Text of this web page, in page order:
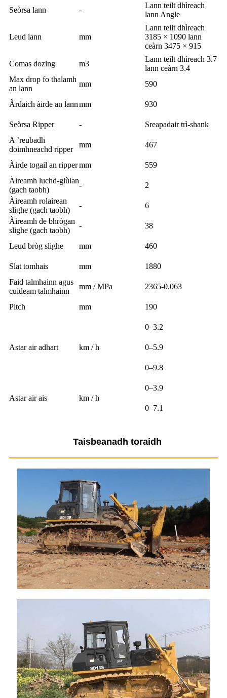
Seòrsa lann -
Lann teilt dhìreach
lann Angle
Leud lann mm
Lann teilt dhìreach
3185 × 1090 lann
ceàrn 3475 × 915
Comas dozing m3
Lann teilt dhìreach 3.7
lann ceàrn 3.4
Max drop fo thalamh
an lann
mm 590
Àrdaich àirde an lannmm 930
Seòrsa Ripper -
Sreapadair trì-shank
A ’reubadh
doimhneachd ripper
mm 467
Àirde togail an rippermm
559
Àireamh luchd-giùlan
(gach taobh)
-
2
Àireamh rolairean
slighe (gach taobh)
-
6
Àireamh de bhrògan
slighe (gach taobh)
- 38
Leud bròg slighe mm 460
Slat tomhais mm
1880
Faid talmhainn agus
cuideam talmhainn
mm / MPa 2365-0.063
Pitch mm 190
Astar air adhart km / h
0–3.2
0–5.9
0–9.8
Astar air ais km / h
0–3.9
0–7.1
Taisbeanadh toraidh